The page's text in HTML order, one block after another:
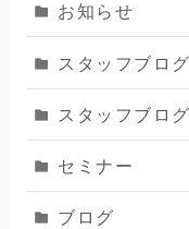
お知らせ
スタッフブログ
スタッフブログ
セミナー
ブログ